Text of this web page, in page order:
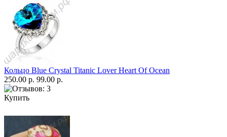
Кольцо Blue Crystal Titanic Lover Heart Of Ocean
250.00 р. 99.00 р.
Купить